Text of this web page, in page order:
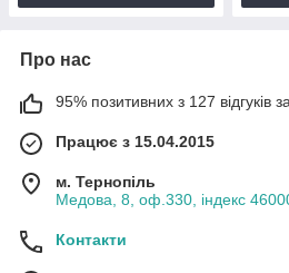
Про нас
95% позитивних з 127 відгуків
Працює з 15.04.2015
м. Тернопіль
Медова, 8, оф.330, індекс
Контакти